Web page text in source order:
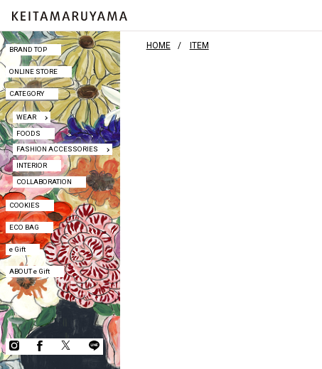
BRAND TOP
ONLINE STORE
CATEGORY
WEAR
FOODS
FASHION ACCESSORIES
INTERIOR
COLLABORATION
COOKIES
ECO BAG
e Gift
ABOUT e Gift
BRAND TOP
ONLINE STORE
CATEGORY
WEAR
FOODS
FASHION ACCESSORIES
INTERIOR
COLLABORATION
COOKIES
ECO BAG
e Gift
ABOUT e Gift
HOME ITEM